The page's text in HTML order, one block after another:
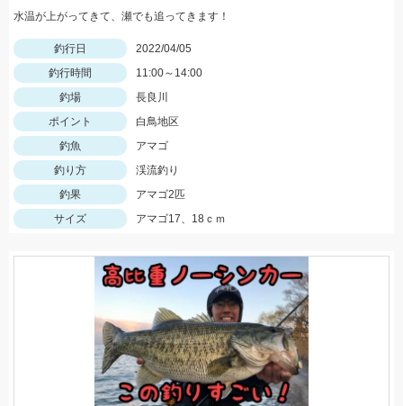
水温が上がってきて、瀬でも追ってきます！
釣行日
2022/04/05
釣行時間
11:00～14:00
釣場
長良川
ポイント
白鳥地区
釣魚
アマゴ
釣り方
渓流釣り
釣果
アマゴ2匹
サイズ
アマゴ17、18ｃｍ